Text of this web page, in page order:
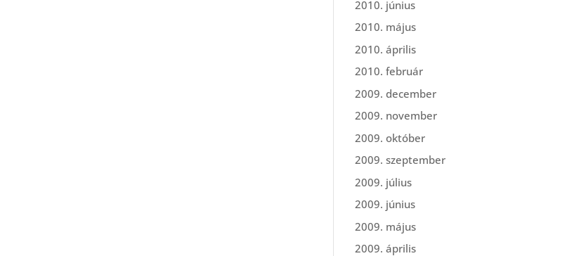
2010. június
2010. május
2010. április
2010. február
2009. december
2009. november
2009. október
2009. szeptember
2009. július
2009. június
2009. május
2009. április